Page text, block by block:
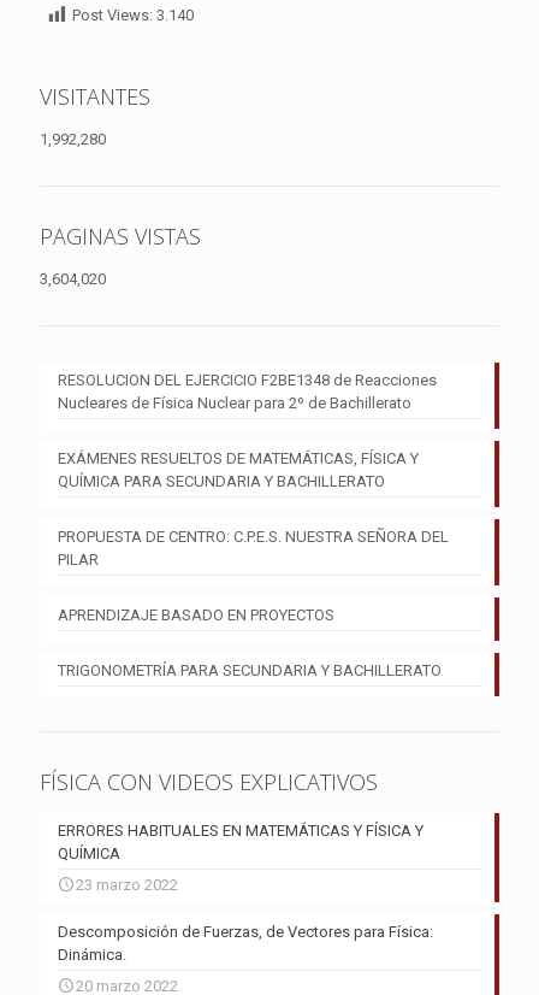
Post Views: 3.140
VISITANTES
1,992,280
PAGINAS VISTAS
3,604,020
RESOLUCION DEL EJERCICIO F2BE1348 de Reacciones
Nucleares de Física Nuclear para 2º de Bachillerato
EXÁMENES RESUELTOS DE MATEMÁTICAS, FÍSICA Y
QUÍMICA PARA SECUNDARIA Y BACHILLERATO
PROPUESTA DE CENTRO: C.P.E.S. NUESTRA SEÑORA DEL
PILAR
APRENDIZAJE BASADO EN PROYECTOS
TRIGONOMETRÍA PARA SECUNDARIA Y BACHILLERATO
FÍSICA CON VIDEOS EXPLICATIVOS
ERRORES HABITUALES EN MATEMÁTICAS Y FÍSICA Y
QUÍMICA
23 marzo 2022
Descomposición de Fuerzas, de Vectores para Física:
Dinámica.
20 marzo 2022